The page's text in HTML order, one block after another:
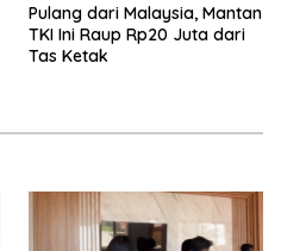
Pulang dari Malaysia, Mantan
TKI Ini Raup Rp20 Juta dari
Tas Ketak